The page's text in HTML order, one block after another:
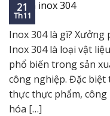
21
Th11
Inox 304 là gì?
Inox 304 là loại vật
phổ biến trong sản
công nghiệp. Đặc
thực thực phẩm,
hóa […]